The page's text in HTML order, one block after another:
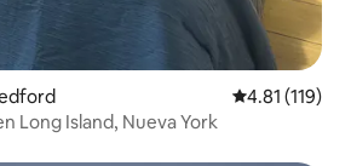
Calificación
4.81 (119)
Long Island, Nueva York